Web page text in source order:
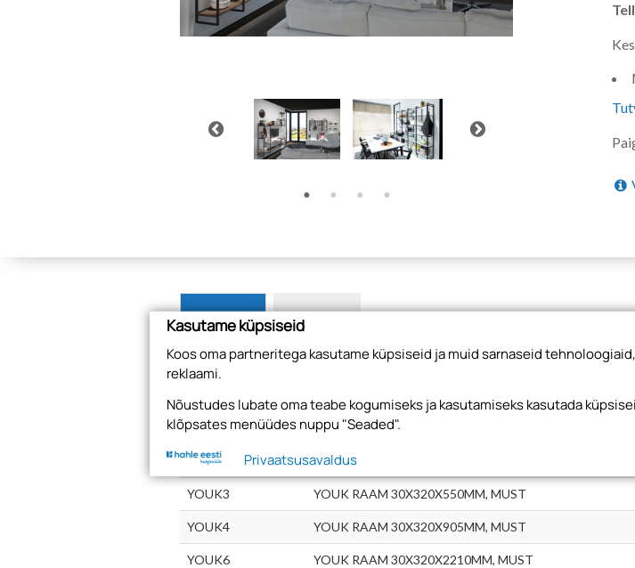
Tooted Juhised
Tootekood Nimetus
YOUK1 YOUK RAAM 30X200X668MM, MUST
YOUK3 YOUK RAAM 30X320X550MM, MUST
YOUK4 YOUK RAAM 30X320X905MM, MUST
YOUK6 YOUK RAAM 30X320X2210MM, MUST
Kasutame küpsiseid
Koos oma partneritega kasutame küpsiseid ja muid sarnaseid
reklaami.
Nõustudes lubate oma teabe kogumiseks ja kasutamiseks kasutada
klõpsates menüüdes nuppu "Seaded".
Privaatsusavaldus